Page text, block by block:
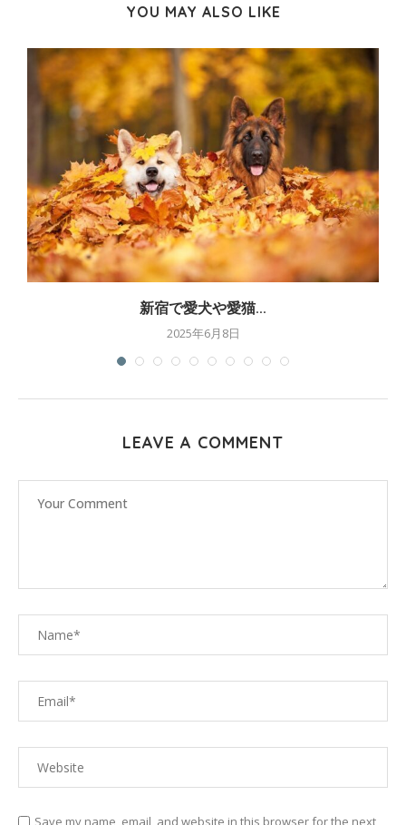
YOU MAY ALSO LIKE
新宿で愛犬や愛猫...
2025年6月8日
LEAVE A COMMENT
Save my name, email, and website in this browser for the next